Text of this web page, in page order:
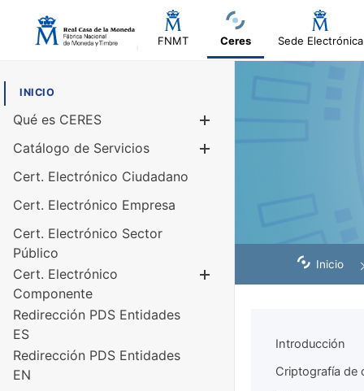
FNMT Ceres Sede Electrónica
INICIO
Qué es CERES
Catálogo de Servicios
Cert. Electrónico Ciudadano
Cert. Electrónico Empresa
Cert. Electrónico Sector
Público
Cert. Electrónico
Componente
Redirección PDS Entidades
ES
Redirección PDS Entidades
EN
Inicio
Introducción
Criptografía de